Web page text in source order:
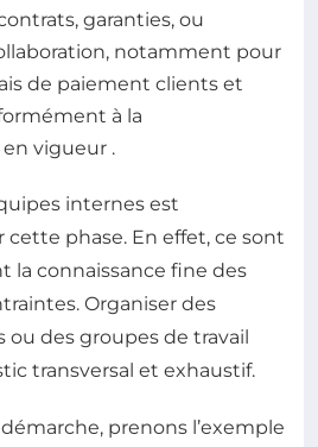
garanties, ou
notamment pour
de paiement clients et
à la
vigueur .
internes est
phase. En effet, ce sont
la connaissance fine des
Organiser des
ou des groupes de travail
transversal et exhaustif.
prenons l’exemple